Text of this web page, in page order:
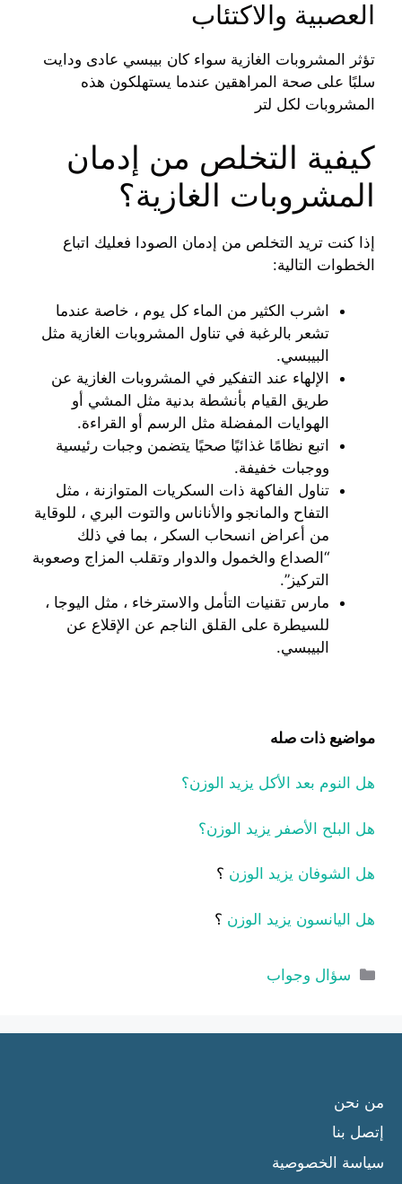
العصبية والاكتئاب
تؤثر المشروبات الغازية سواء كان بيبسي عادى ودايت
سلبًا على صحة المراهقين عندما يستهلكون هذه
المشروبات لكل لتر
كيفية التخلص من إدمان
المشروبات الغازية؟
إذا كنت تريد التخلص من إدمان الصودا فعليك اتباع
الخطوات التالية:
اشرب الكثير من الماء كل يوم ، خاصة عندما
تشعر بالرغبة في تناول المشروبات الغازية مثل
البيبسي.
الإلهاء عند التفكير في المشروبات الغازية عن
طريق القيام بأنشطة بدنية مثل المشي أو
الهوايات المفضلة مثل الرسم أو القراءة.
اتبع نظامًا غذائيًا صحيًا يتضمن وجبات رئيسية
ووجبات خفيفة.
تناول الفاكهة ذات السكريات المتوازنة ، مثل
التفاح والمانجو والأناناس والتوت البري ، للوقاية
من أعراض انسحاب السكر ، بما في ذلك
“الصداع والخمول والدوار وتقلب المزاج وصعوبة
التركيز”.
مارس تقنيات التأمل والاسترخاء ، مثل اليوجا ،
للسيطرة على القلق الناجم عن الإقلاع عن
البيبسي.
مواضيع ذات صله
هل النوم بعد الأكل يزيد الوزن؟
هل البلح الأصفر يزيد الوزن؟
هل الشوفان يزيد الوزن ؟
هل اليانسون يزيد الوزن ؟
التصنيفات
سؤال وجواب
من نحن
إتصل بنا
سياسة الخصوصية